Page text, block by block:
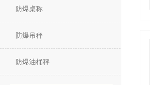
防爆桌称
防爆吊秤
防爆油桶秤